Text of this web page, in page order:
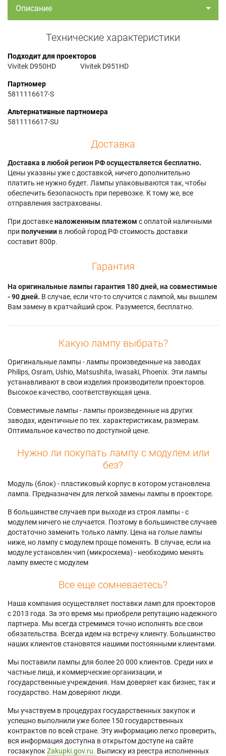
Описание
Технические характеристики
Подходит для проекторов
Vivitek D950HD
Vivitek D951HD
Партномер
5811116617-S
Альтернативные партномера
5811116617-SU
Доставка
Доставка в любой регион РФ осуществляется бесплатно.
Цены указаны уже с доставкой, ничего дополнительно
платить не нужно будет. Лампы упаковываются так, чтобы
обеспечить безопасность при перевозке. К тому же, все
отправления застрахованы.
При доставкеналоженным платежом с оплатой наличными
при получении в любой город РФ стоимость доставки
составит 800р.
Гарантия
На оригинальные лампы гарантия 180 дней, на совместимые
- 90 дней. В случае, если что-то случится с лампой, мы вышлем
Вам замену в кратчайший срок. Разумеется, бесплатно.
Какую лампу выбрать?
Оригинальные лампы - лампы произведенные на заводах
Philips, Osram, Ushio, Matsushita, Iwasaki, Phoenix. Эти лампы
устанавливают в свои изделия производители проекторов.
Высокое качество, соответствующая цена.
Совместимые лампы - лампы произведенные на других
заводах, идентичные по тех. характеристикам, размерам.
Оптимальное качество по доступной цене.
Нужно ли покупать лампу с модулем или
без?
Модуль (блок) - пластиковый корпус в котором установлена
лампа. Предназначен для легкой замены лампы в проекторе.
В большинстве случаев при выходе из строя лампы - с
модулем ничего не случается. Поэтому в большинстве случаев
достаточно заменить только лампу. Цена на голые лампы
ниже, но лампу с модулем проще поменять. В случае, если на
модуле установлен чип (микросхема) - необходимо менять
лампу вместе с модулем
Все еще сомневаетесь?
Наша компания осуществляет поставки ламп для проекторов
с 2013 года. За это время мы приобрели репутацию надежного
партнера. Мы всегда стремимся точно исполнять все свои
обязательства. Всегда идем на встречу клиенту. Большинство
наших клиентов становятся нашими постоянными клиентами.
Мы поставили лампы для более 20 000 клиентов. Среди них и
частные лица, и коммерческие организации, и
государственные учреждения. Нам доверяет как бизнес, так и
государство. Нам доверяют люди.
Мы участвуем в процедурах государственных закупок и
успешно выполнили уже более 150 государственных
контрактов по всей стране. Эту информацию легко проверить,
вся информация доступна в открытом доступе на сайте
госзакупок Zakupki.gov.ru. Выписку из реестра исполненных